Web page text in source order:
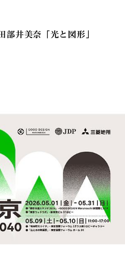
井美奈「光と図形」